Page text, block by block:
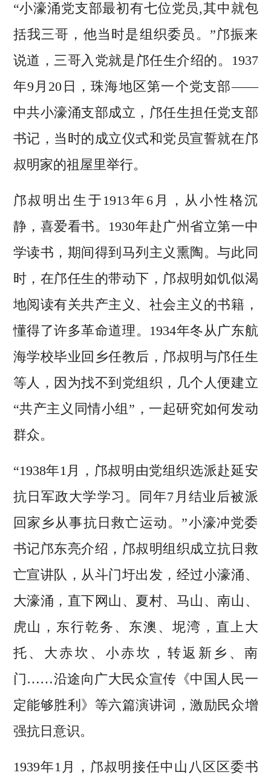
“小濠涌党支部最初有七位党员,其中就包
括我三哥，他当时是组织委员。”邝振来
说道，三哥入党就是邝任生介绍的。1937
年9月20日，珠海地区第一个党支部——
中共小濠涌支部成立，邝任生担任党支部
书记，当时的成立仪式和党员宣誓就在邝
叔明家的祖屋里举行。
邝叔明出生于1913年6月，从小性格沉
静，喜爱看书。1930年赴广州省立第一中
学读书，期间得到马列主义熏陶。与此同
时，在邝任生的带动下，邝叔明如饥似渴
地阅读有关共产主义、社会主义的书籍，
懂得了许多革命道理。1934年冬从广东航
海学校毕业回乡任教后，邝叔明与邝任生
等人，因为找不到党组织，几个人便建立
“共产主义同情小组”，一起研究如何发动
群众。
“1938年1月，邝叔明由党组织选派赴延安
抗日军政大学学习。同年7月结业后被派
回家乡从事抗日救亡运动。”小濠冲党委
书记邝东亮介绍，邝叔明组织成立抗日救
亡宣讲队，从斗门圩出发，经过小濠涌、
大濠涌，直下网山、夏村、马山、南山、
虎山，东行乾务、东澳、坭湾，直上大
托、大赤坎、小赤坎，转返新乡、南
门……沿途向广大民众宣传《中国人民一
定能够胜利》等六篇演讲词，激励民众增
强抗日意识。
1939年1月，邝叔明接任中山八区区委书